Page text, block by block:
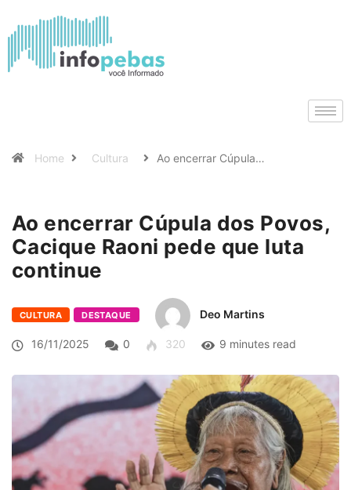
Home Cultura Ao encerrar Cúpula…
Ao encerrar Cúpula dos Povos,
Cacique Raoni pede que luta
continue
CULTURA DESTAQUE Deo Martins
16/11/2025 0 320 9 minutes read